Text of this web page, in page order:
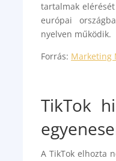
tartalmak
európai
nyelven működik.
Forrás: Marketing
TikTok
A TikTok elhozta